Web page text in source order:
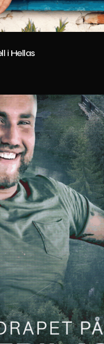
i Hellas